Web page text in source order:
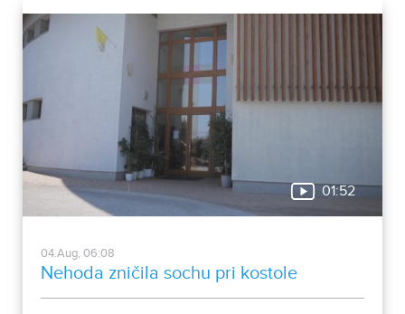
01:52
04.Aug, 06:08
Nehoda zničila sochu pri kostole